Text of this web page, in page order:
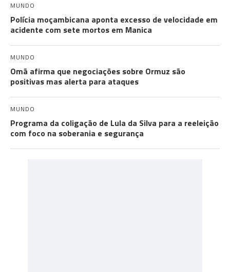
MUNDO
Polícia moçambicana aponta excesso de velocidade em
acidente com sete mortos em Manica
MUNDO
Omã afirma que negociações sobre Ormuz são
positivas mas alerta para ataques
MUNDO
Programa da coligação de Lula da Silva para a reeleição
com foco na soberania e segurança